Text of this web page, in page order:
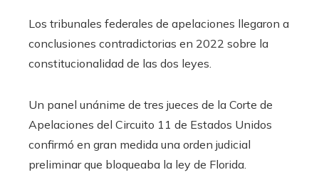
Los tribunales federales de apelaciones llegaron a
conclusiones contradictorias en 2022 sobre la
constitucionalidad de las dos leyes.
Un panel unánime de tres jueces de la Corte de
Apelaciones del Circuito 11 de Estados Unidos
confirmó en gran medida una orden judicial
preliminar que bloqueaba la ley de Florida.